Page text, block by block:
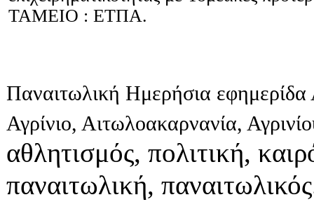
ΤΑΜΕΙΟ : ΕΤΠΑ.
Παναιτωλική Ημερήσια εφημερίδα
Αγρίνιο, Αιτωλοακαρνανία,
αθλητισμός, πολιτική,
παναιτωλική,